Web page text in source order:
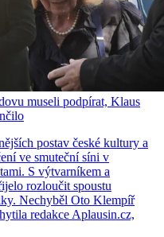
museli podpírat, Klaus
postav české kultury a
ve smuteční síni v
S výtvarníkem a
rozloučit spoustu
Nechyběl Oto Klempíř
redakce Aplausin.cz,